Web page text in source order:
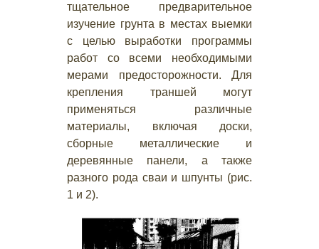
тщательное предварительное
изучение грунта в местах выемки
с целью выработки программы
работ со всеми необходимыми
мерами предосторожности. Для
крепления траншей могут
применяться различные
материалы, включая доски,
сборные металлические и
деревянные панели, а также
разного рода сваи и шпунты (рис.
1 и 2).